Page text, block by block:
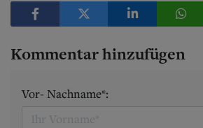
Kommentar hinzufügen
Vor- Nachname*: